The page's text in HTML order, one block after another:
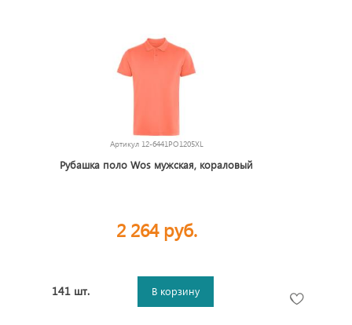
Артикул 12-6441PO1205XL
Рубашка поло Wos мужская, кораловый
2 264 руб.
141 шт. В корзину